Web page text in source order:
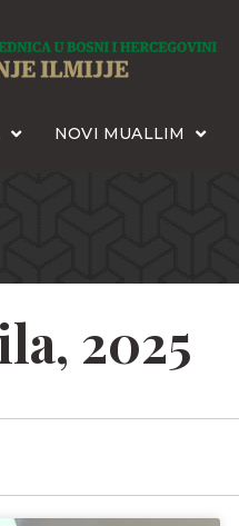
NOVI MUALLIM
2025